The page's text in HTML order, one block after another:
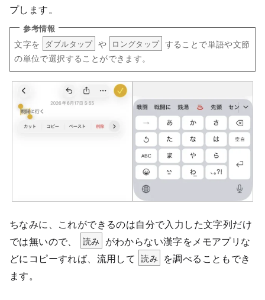
プします。
文字を ダブルタップ や ロングタップ することで単語や文節
の単位で選択することができます。
ちなみに、これができるのは自分で入力した文字列だけ
では無いので、
読み がわからない漢字をメモアプリな
どにコピーすれば、流用して 読み を調べることもでき
ます。